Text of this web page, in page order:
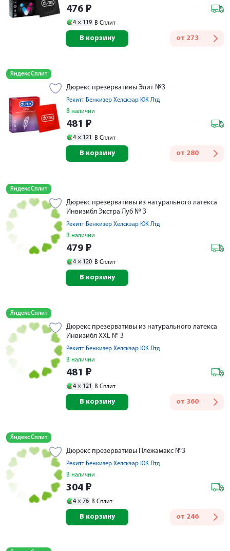
476 ₽
4 × 119 В Сплит
от 273
В корзину
Яндекс Сплит
Дюрекс презервативы Элит №3
Рекитт Бенкизер Хелскэар ЮК Лтд
В наличии
481 ₽
4 × 121 В Сплит
от 280
В корзину
Яндекс Сплит
Дюрекс презервативы из натурального латекса
Инвизибл Экстра Луб № 3
Рекитт Бенкизер Хелскэар ЮК Лтд
В наличии
479 ₽
4 × 120 В Сплит
В корзину
Яндекс Сплит
Дюрекс презервативы из натурального латекса
Инвизибл XXL № 3
Рекитт Бенкизер Хелскэар ЮК Лтд
В наличии
481 ₽
4 × 121 В Сплит
от 360
В корзину
Яндекс Сплит
Дюрекс презервативы Плежамакс №3
Рекитт Бенкизер Хелскэар ЮК Лтд
В наличии
304 ₽
4 × 76 В Сплит
от 246
В корзину